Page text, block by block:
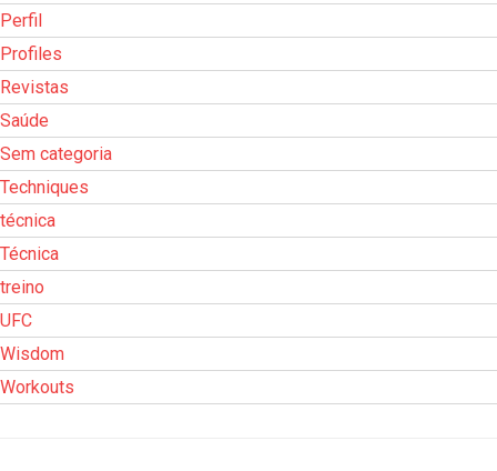
Perfil
Profiles
Revistas
Saúde
Sem categoria
Techniques
técnica
Técnica
treino
UFC
Wisdom
Workouts